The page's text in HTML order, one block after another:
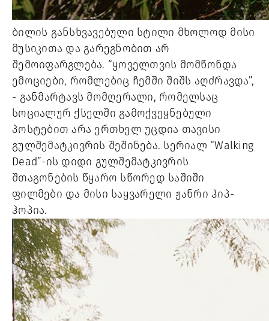
ბილის განსხვავებული სტილი მხოლოდ მისი
მუსიკითა და გარეგნობით არ
შემოიფარგლება. “ყოველთვის მომწონდა
ემოციები, რომლებიც ჩემში შიშს აღძრავდა”,
- განმარტავს მომღერალი, რომელსაც
სოციალურ ქსელში გამოქვეყნებული
პოსტებით არა ერთხელ უცდია თავისი
გულშემატკივრის შეშინება. სერიალ “Walking
Dead”-ის დიდი გულშემატკივრის
შთაგონების წყარო სწორედ საშიში
ფილმები და მისი საყვარელი ჟანრი ჰიპ-
ჰოპია.